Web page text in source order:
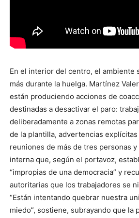
En el interior del centro, el ambiente
más durante la huelga. Martínez
están produciendo acciones de
destinadas a desactivar el paro:
deliberadamente a zonas remotas
de la plantilla, advertencias
reuniones de más de tres personas
interna que, según el portavoz,
“impropias de una democracia” y
autoritarias que los trabajadores se
“Están intentando quebrar nuestra
miedo”, sostiene, subrayando que la